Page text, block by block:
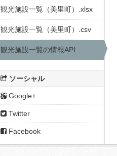
観光施設一覧（美里町）.xlsx
観光施設一覧（美里町）.csv
観光施設一覧の情報API
ソーシャル
Google+
Twitter
Facebook